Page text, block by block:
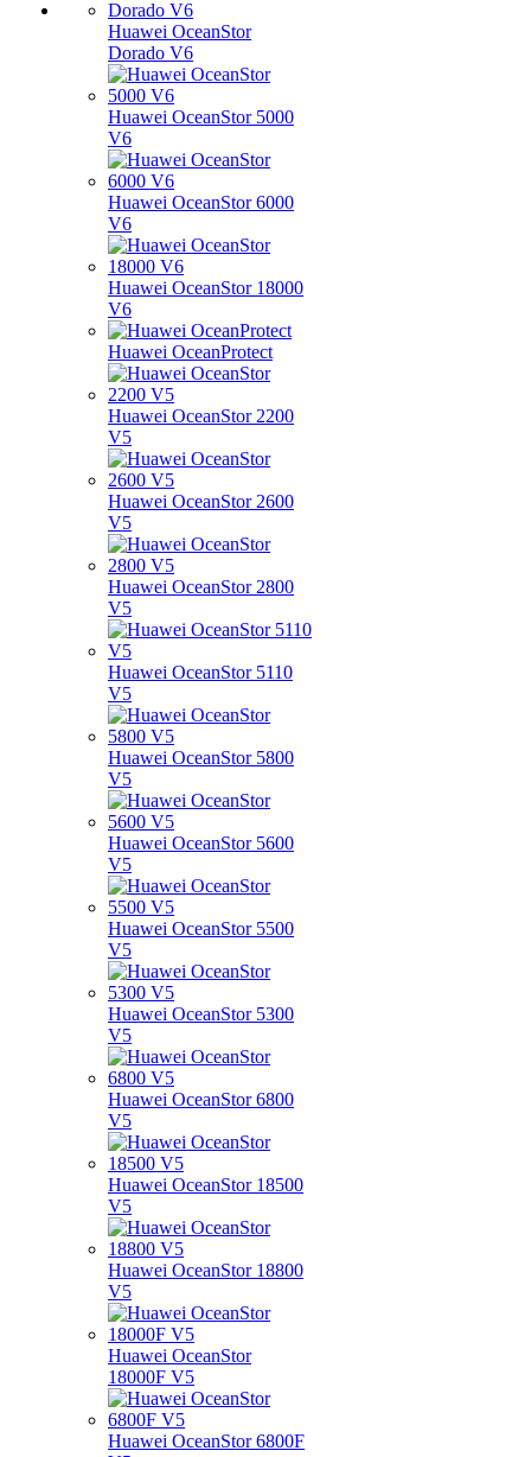
Huawei OceanStor
Dorado V6
Huawei OceanStor 5000
V6
Huawei OceanStor 6000
V6
Huawei OceanStor 18000
V6
Huawei OceanProtect
Huawei OceanStor 2200
V5
Huawei OceanStor 2600
V5
Huawei OceanStor 2800
V5
Huawei OceanStor 5110
V5
Huawei OceanStor 5800
V5
Huawei OceanStor 5600
V5
Huawei OceanStor 5500
V5
Huawei OceanStor 5300
V5
Huawei OceanStor 6800
V5
Huawei OceanStor 18500
V5
Huawei OceanStor 18800
V5
Huawei OceanStor
18000F V5
Huawei OceanStor 6800F